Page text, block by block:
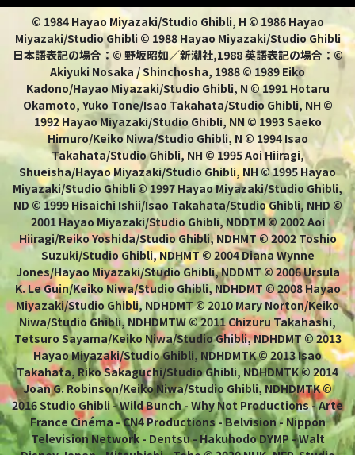
© 1984 Hayao Miyazaki/Studio Ghibli, H © 1986 Hayao
Miyazaki/Studio Ghibli © 1988 Hayao Miyazaki/Studio Ghibli
日本語表記の場合：© 野坂昭如／新潮社,1988 英語表記の場合：©
Akiyuki Nosaka / Shinchosha, 1988 © 1989 Eiko
Kadono/Hayao Miyazaki/Studio Ghibli, N © 1991 Hotaru
Okamoto, Yuko Tone/Isao Takahata/Studio Ghibli, NH ©
1992 Hayao Miyazaki/Studio Ghibli, NN © 1993 Saeko
Himuro/Keiko Niwa/Studio Ghibli, N © 1994 Isao
Takahata/Studio Ghibli, NH © 1995 Aoi Hiiragi,
Shueisha/Hayao Miyazaki/Studio Ghibli, NH © 1995 Hayao
Miyazaki/Studio Ghibli © 1997 Hayao Miyazaki/Studio Ghibli,
ND © 1999 Hisaichi Ishii/Isao Takahata/Studio Ghibli, NHD ©
2001 Hayao Miyazaki/Studio Ghibli, NDDTM © 2002 Aoi
Hiiragi/Reiko Yoshida/Studio Ghibli, NDHMT © 2002 Toshio
Suzuki/Studio Ghibli, NDHMT © 2004 Diana Wynne
Jones/Hayao Miyazaki/Studio Ghibli, NDDMT © 2006 Ursula
K. Le Guin/Keiko Niwa/Studio Ghibli, NDHDMT © 2008 Hayao
Miyazaki/Studio Ghibli, NDHDMT © 2010 Mary Norton/Keiko
Niwa/Studio Ghibli, NDHDMTW © 2011 Chizuru Takahashi,
Tetsuro Sayama/Keiko Niwa/Studio Ghibli, NDHDMT © 2013
Hayao Miyazaki/Studio Ghibli, NDHDMTK © 2013 Isao
Takahata, Riko Sakaguchi/Studio Ghibli, NDHDMTK © 2014
Joan G. Robinson/Keiko Niwa/Studio Ghibli, NDHDMTK ©
2016 Studio Ghibli - Wild Bunch - Why Not Productions - Arte
France Cinéma - CN4 Productions - Belvision - Nippon
Television Network - Dentsu - Hakuhodo DYMP - Walt